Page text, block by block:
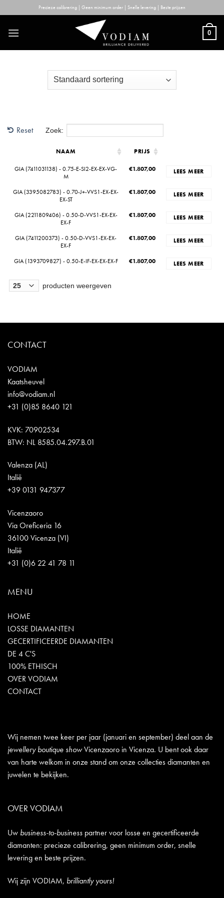
to
content
Precieze calibrering | Geen minimum order | Snelle levering | Beste prijzen
0
Reset Zoek:
NAAM PRIJS
GIA (7411031138) - 0.75-E-SI2-EX-EX-VG-
M
€1.807,00 LEES MEER
GIA (3395082783) - 0.70-J+-VVS1-EX-EX-
EX-ST
€1.807,00 LEES MEER
GIA (2211809406) - 0.50-D-VVS1-EX-EX-
EX-F
€1.807,00 LEES MEER
GIA (7411200373) - 0.50-D-VVS1-EX-EX-
EX-F
€1.807,00 LEES MEER
GIA (1393709827) - 0.50-E-IF-EX-EX-EX-F €1.807,00 LEES MEER
producten weergeven
CONTACT
VODIAM
Kaatsheuvel
info@vodiam.nl
+31 (0)85 8640 121
KVK: 70902534
BTW: NL 8585.04.297.B.01
Valenza (AL)
Italië
+39 0131 947377
Vicenzaoro
Via Oreficeria 16
36100 Vicenza (VI)
Italië
+31 (0)6 22 41 78 11
MENU
HOME
LOSSE DIAMANTEN
GECERTIFICEERDE DIAMANTEN
DE 4 C'S
100% ETHISCH
OVER VODIAM
CONTACT
Wij nemen twee keer per jaar (januari en september) deel aan de
jewellery boutique showVicenzaoro in Vicenza. U bent ook daar
van harte welkom in onze stand om onze collecties diamanten en
juwelen te bekijken.
OVER VODIAM
Uw business-to-business partner voor losse en gecertificeerde
diamanten: precieze calibrering, geen minimum order, snelle
levering en beste prijzen.
Wij zijn VODIAM, brilliantly yours!